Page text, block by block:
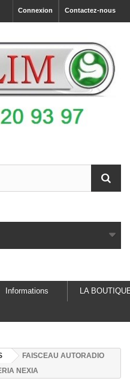
Contactez-nous
Connexion
Informations LA
FAISCEAU AUTORADIO
NEXIA